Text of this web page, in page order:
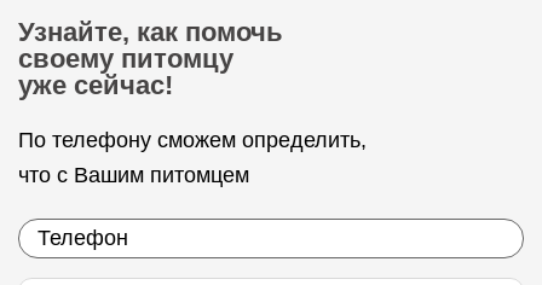
Узнайте, как помочь
своему питомцу
уже сейчас!
По телефону сможем определить,
что с Вашим питомцем